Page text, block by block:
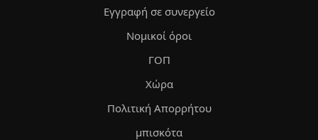
Εγγραφή σε συνεργείο
Νομικοί όροι
ΓΟΠ
Χώρα
Πολιτική Απορρήτου
μπισκότα